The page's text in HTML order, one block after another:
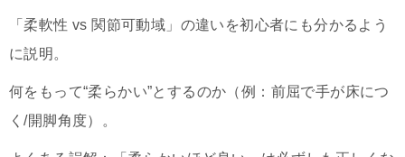
「柔軟性 vs 関節可動域」の違いを初心者にも分かるよう
に説明。
何をもって“柔らかい”とするのか（例：前屈で手が床につ
く/開脚角度）。